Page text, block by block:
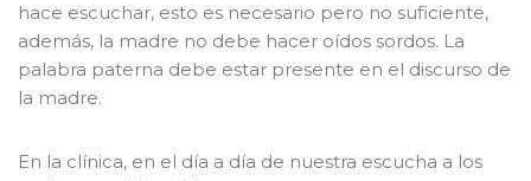
hace escuchar, esto es necesario pero no suficiente,
además, la madre no debe hacer oídos sordos. La
palabra paterna debe estar presente en el discurso de
la madre.
En la clínica, en el día a día de nuestra escucha a los